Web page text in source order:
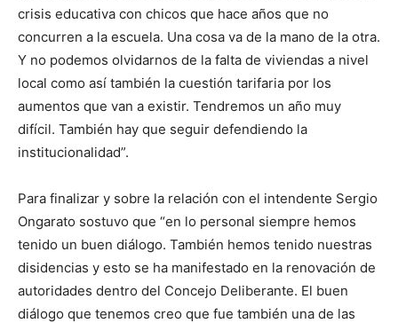
crisis educativa con chicos que hace años que no
concurren a la escuela. Una cosa va de la mano de la otra.
Y no podemos olvidarnos de la falta de viviendas a nivel
local como así también la cuestión tarifaria por los
aumentos que van a existir. Tendremos un año muy
difícil. También hay que seguir defendiendo la
institucionalidad”.
Para finalizar y sobre la relación con el intendente Sergio
Ongarato sostuvo que “en lo personal siempre hemos
tenido un buen diálogo. También hemos tenido nuestras
disidencias y esto se ha manifestado en la renovación de
autoridades dentro del Concejo Deliberante. El buen
diálogo que tenemos creo que fue también una de las